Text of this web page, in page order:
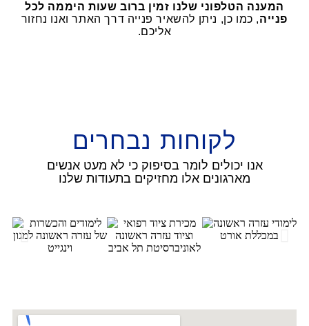
המענה הטלפוני שלנו זמין ברוב שעות היממה לכל
פנייה, כמו כן, ניתן להשאיר פנייה דרך האתר ואנו נחזור
אליכם.
לקוחות נבחרים
אנו יכולים לומר בסיפוק כי לא מעט אנשים
מארגונים אלו מחזיקים בתעודות שלנו